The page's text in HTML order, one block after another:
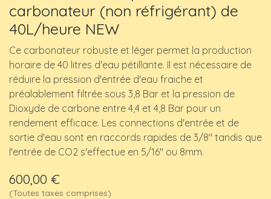
carbonateur (non réfrigérant) de
40L/heure NEW
Ce carbonateur robuste et léger permet la production
horaire de 40 litres d'eau pétillante. Il est nécessaire de
réduire la pression d'entrée d'eau fraiche et
préalablement filtrée sous 3,8 Bar et la pression de
Dioxyde de carbone entre 4,4 et 4,8 Bar pour un
rendement efficace. Les connections d'entrée et de
sortie d'eau sont en raccords rapides de 3/8" tandis que
l'entrée de CO2 s'effectue en 5/16" ou 8mm.
600,00 €
(Toutes taxes comprises)